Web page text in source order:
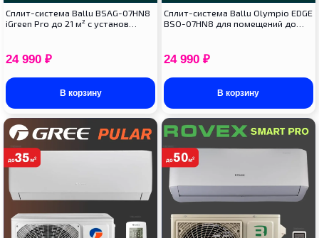
Сплит-система Ballu BSAG-07HN8
iGreen Pro до 21 м² с установ…
24 990 ₽
В корзину
Сплит-система Ballu Olympio EDGE
BSO-07HN8 для помещений до…
24 990 ₽
В корзину